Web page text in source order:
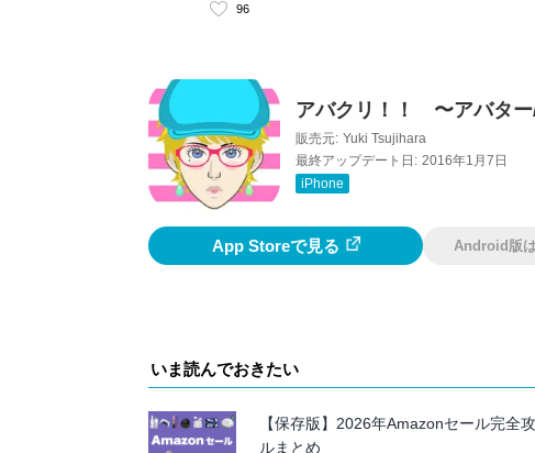
96
アバクリ！！ 〜アバタ
販売元: Yuki Tsujihara
最終アップデート日: 2016年1月7日
iPhone
App Storeで見る Android版
いま読んでおきたい
【保存版】2026年Amazonセール完全
ルまとめ